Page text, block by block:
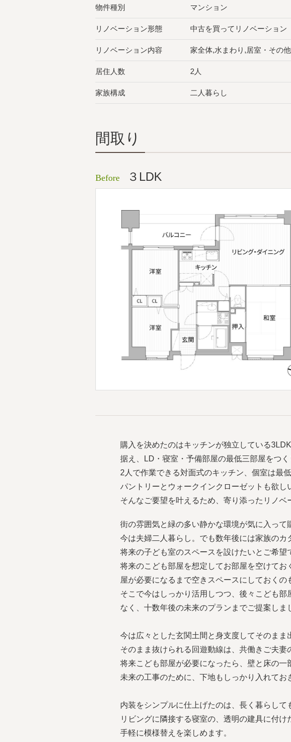
物件種別 マンション
リノベーション形態 中古を買ってリノベーション
リノベーション内容 家全体,水まわり,居室・その他
居住人数 2人
家族構成 二人暮らし
間取り
Before ３LDK
購入を決めたのはキッチンが独立している
据え、LD・寝室・予備部屋の最低三部屋をつく
2人で作業できる対面式のキッチン、個室は最
パントリーとウォークインクローゼットも欲し
そんなご要望を叶えるため、寄り添ったリノベ
街の雰囲気と緑の多い静かな環境が気に入って
今は夫婦二人暮らし。でも数年後には家族のカ
将来の子ども室のスペースを設けたいとご希望
将来のこども部屋を想定してお部屋を空けて
屋が必要になるまで空きスペースにしておくの
そこで今はしっかり活用しつつ、後々こども
なく、十数年後の未来のプランまでご提案しま
今は広々とした玄関土間と身支度してそのま
そのまま抜けられる回遊動線は、共働きご夫妻
将来こども部屋が必要になったら、壁と床の一
未来の工事のために、下地もしっかり入れてお
内装をシンプルに仕上げたのは、長く暮らして
リビングに隣接する寝室の、透明の建具に付
手軽に模様替えを楽しめます。